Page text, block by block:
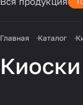
Главная Каталог